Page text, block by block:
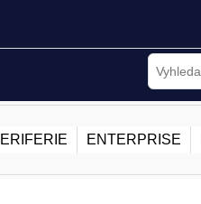
ENTERPRISE